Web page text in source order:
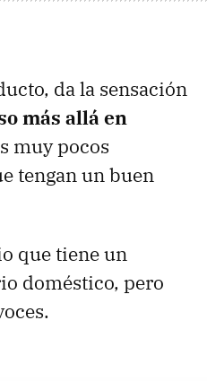
da la sensación
más allá en
muy pocos
tengan un buen
que tiene un
doméstico, pero